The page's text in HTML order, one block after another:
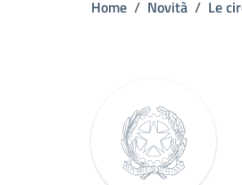
Home Novità Le